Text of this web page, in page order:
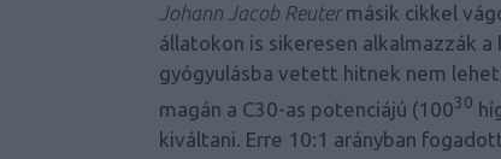
Johann Jacob Reutermásik cikkel
állatokon is sikeresen alkalmazzák
gyógyulásba vetett hitnek nem
magán a C30-as potenciájú (10030
kiváltani. Erre 10:1 arányban